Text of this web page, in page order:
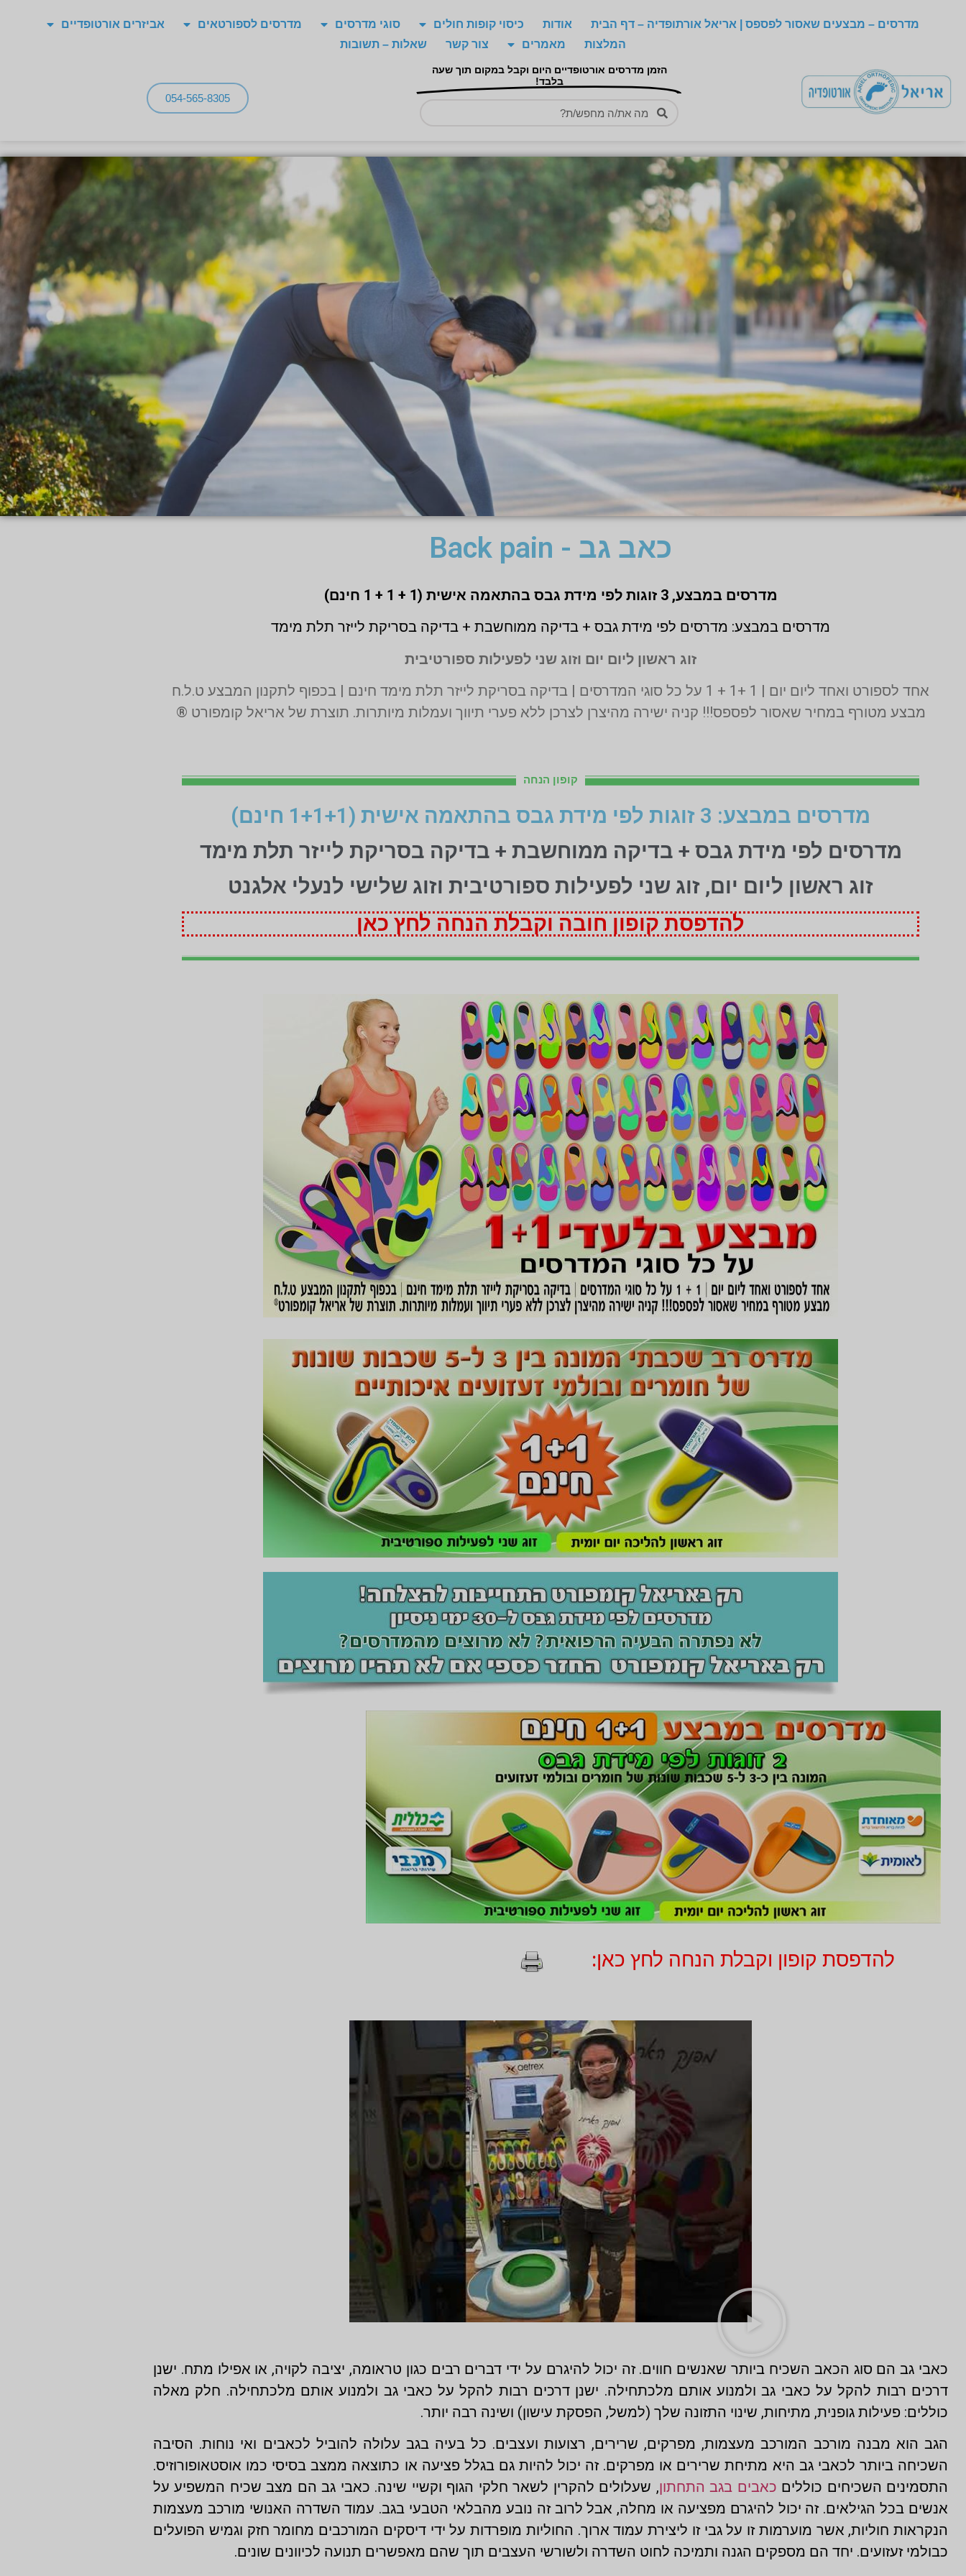
מדרסים – מבצעים שאסור לפספס | אריאל אורתופדיה – דף הבית אודות כיסוי קופות חולים סוגי מדרסים מדרסים לספורטאים
אביזרים אורטופדיים
המלצות
מאמרים צור קשר שאלות – תשובות
הזמן מדרסים אורטופדיים היום וקבל במקום תוך שעה
בלבד!
054-565-8305
כאב גב - Back pain
מדרסים במבצע,3 זוגות לפי מידת גבס בהתאמה אישית (1 + 1 + 1 חינם)
מדרסים במבצע: מדרסים לפי מידת גבס + בדיקה ממוחשבת + בדיקה בסריקת לייזר תלת מימד
זוג ראשון ליום יום וזוג שני לפעילות ספורטיבית
אחד לספורט ואחד ליום יום | 1 +1 + 1 על כל סוגי המדרסים | בדיקה בסריקת לייזר תלת מימד חינם | בכפוף לתקנון המבצע ט.ל.ח
מבצע מטורף במחיר שאסור לפספס!!! קניה ישירה מהיצרן לצרכן ללא פערי תיווך ועמלות מיותרות. תוצרת של אריאל קומפורט ®
קופון הנחה
מדרסים במבצע: 3 זוגות לפי מידת גבס בהתאמה אישית (1+1+1 חינם)
מדרסים לפי מידת גבס + בדיקה ממוחשבת + בדיקה בסריקת לייזר תלת מימד
זוג ראשון ליום יום, זוג שני לפעילות ספורטיבית וזוג שלישי לנעלי אלגנט
להדפסת קופון חובה וקבלת הנחה לחץ כאן
להדפסת קופון וקבלת הנחה לחץ כאן:
כאבי גב הם סוג הכאב השכיח ביותר שאנשים חווים. זה יכול להיגרם על ידי דברים רבים כגון טראומה, יציבה לקויה, או אפילו מתח. ישנן
דרכים רבות להקל על כאבי גב ולמנוע אותם מלכתחילה. ישנן דרכים רבות להקל על כאבי גב ולמנוע אותם מלכתחילה. חלק מאלה
כוללים: פעילות גופנית, מתיחות, שינוי התזונה שלך (למשל, הפסקת עישון) ושינה רבה יותר.
הגב הוא מבנה מורכב המורכב מעצמות, מפרקים, שרירים, רצועות ועצבים. כל בעיה בגב עלולה להוביל לכאבים ואי נוחות. הסיבה
השכיחה ביותר לכאבי גב היא מתיחת שרירים או מפרקים. זה יכול להיות גם בגלל פציעה או כתוצאה ממצב בסיסי כמו אוסטאופורוזיס.
התסמינים השכיחים כוללים כאבים בגב התחתון, שעלולים להקרין לשאר חלקי הגוף וקשיי שינה. כאבי גב הם מצב שכיח המשפיע על
אנשים בכל הגילאים. זה יכול להיגרם מפציעה או מחלה, אבל לרוב זה נובע מהבלאי הטבעי בגב. עמוד השדרה האנושי מורכב מעצמות
הנקראות חוליות, אשר מוערמות זו על גבי זו ליצירת עמוד ארוך. החוליות מופרדות על ידי דיסקים המורכבים מחומר חזק וגמיש הפועלים
כבולמי זעזועים. יחד הם מספקים הגנה ותמיכה לחוט השדרה ולשורשי העצבים תוך שהם מאפשרים תנועה לכיוונים שונים.